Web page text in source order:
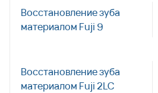
Восстановление зуба
материалом Fuji 9
Восстановление зуба
материалом Fuji 2LC